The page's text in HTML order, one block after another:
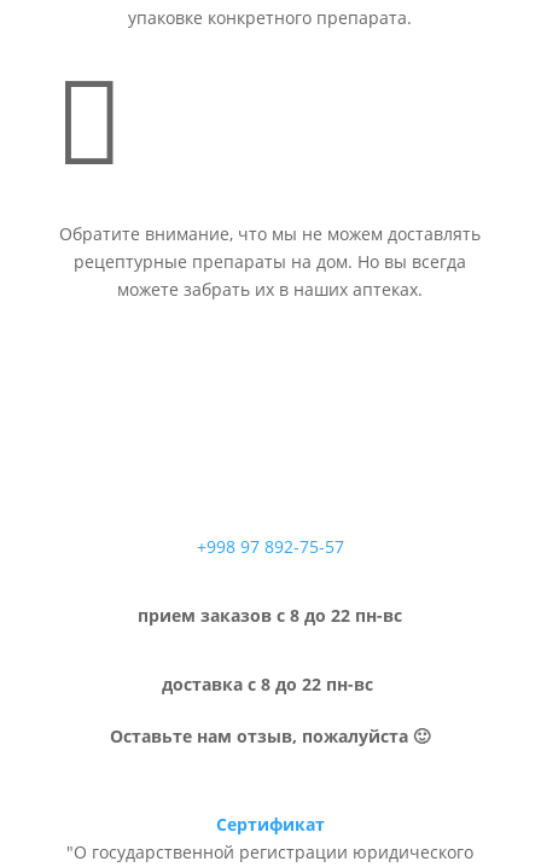
упаковке конкретного препарата.

Обратите внимание, что мы не можем доставлять
рецептурные препараты на дом. Но вы всегда
можете забрать их в наших аптеках.
+998 97 892-75-57
прием заказов с 8 до 22 пн-вс
доставка с 8 до 22 пн-вс
Оставьте нам отзыв, пожалуйста 🙂
Сертификат
"О государственной регистрации юридического